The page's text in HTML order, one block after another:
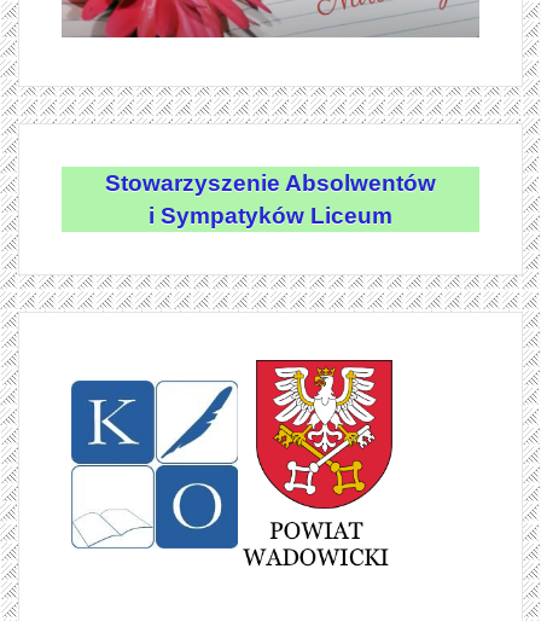
Stowarzyszenie Absolwentów
i Sympatyków Liceum